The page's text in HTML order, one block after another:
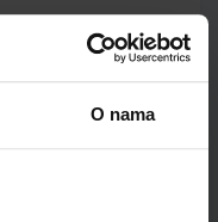
O nama